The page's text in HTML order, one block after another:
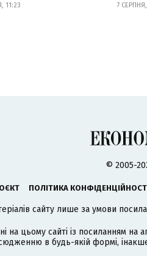
11:23 7
© 2005-
ПОЛІТИКА
сайту лише за умови
на цьому сайті із посиланням на
в будь-якій формі,